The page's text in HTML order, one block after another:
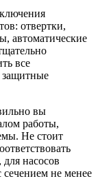
отвертки,
автоматические
все
защитные
вы
работы,
Не стоит
насосов
не менее